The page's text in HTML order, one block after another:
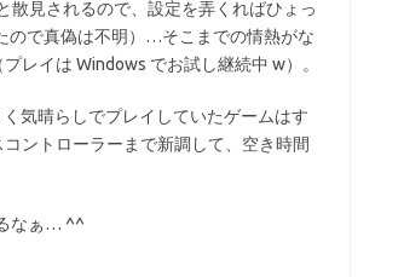
散見されるので、設定を弄くればひょっ
ので真偽は不明）…そこまでの情熱がな
レイは Windows でお試し継続中 w）。
気晴らしでプレイしていたゲームはす
ントローラーまで新調して、空き時間
なぁ… ^^